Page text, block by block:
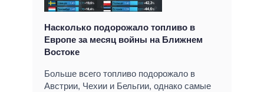
Насколько подорожало топливо в
Европе за месяц войны на Ближнем
Востоке
Больше всего топливо подорожало в
Австрии, Чехии и Бельгии, однако самые